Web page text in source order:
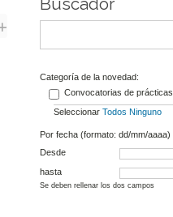
Buscador
Categoría de la novedad:
Convocatorias de prácticas
Seleccionar Todos Ninguno
Por fecha (formato: dd/mm/aaaa)
Desde
hasta
Se deben rellenar los dos campos